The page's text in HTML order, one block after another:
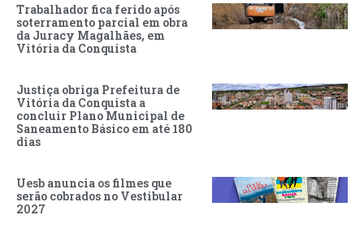
Trabalhador fica ferido após
soterramento parcial em obra
da Juracy Magalhães, em
Vitória da Conquista
Justiça obriga Prefeitura de
Vitória da Conquista a
concluir Plano Municipal de
Saneamento Básico em até 180
dias
Uesb anuncia os filmes que
serão cobrados no Vestibular
2027